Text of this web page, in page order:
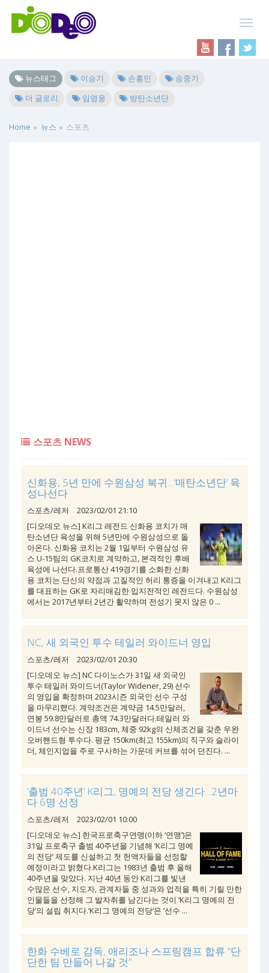
뉴스태그 이승기 손흥민
송중기
더 글로리
임영웅 방탄소년단
Home 뉴스 스포츠
스포츠 NEWS
신화용, 5년 만에 수원삼성 복귀…‘매탄소년단’ 육
성나선다
스포츠/레저
2023/02/01 21:10
[디오데오 뉴스] K리그 레전드 신화용 코치가 매
탄소년단 육성을 위해 5년만에 수원삼성으로 돌
아온다. 신화용 코치는 2월 1일부터 수원삼성 유
스 U-15팀의 GK코치로 계약하고, 본격적인 후배
육성에 나선다.프로통산 419경기를 소화한 신화
용 코치는 단신의 약점과 고질적인 허리 통증을 이겨내고 K리그
를 대표하는 GK로 자리매김한 입지전적인 레전드다. 수원삼성
에서는 2017년부터 2년간 활약하며 전성기 못지 않은 0 ...
NC, 새 외국인 투수 테일러 와이드너 영입
스포츠/레저
2023/02/01 20:30
[디오데오 뉴스] NC 다이노스가 31일 새 외국인
투수 테일러 와이드너(Taylor Widener, 29) 선수
의 영입을 확정하며 2023시즌 외국인 선수 구성
을 마무리했다. 계약조건은 계약금 14.5만달러,
연봉 59.8만달러로 총액 74.3만달러다.테일러 와
이드너 선수는 신장 183cm, 체중 92kg의 신체조건을 갖춘 우완
오버핸드형 투수다. 평균 150km(최고 155km)의 직구와 슬라이
더, 체인지업을 주로 구사하는 가운데 커브를 섞어 던진다. ...
‘출범 40주년’ K리그, 명예의 전당 생긴다…2년마
다 6명 선정
스포츠/레저
2023/02/01 10:00
[디오데오 뉴스] 한국프로축구연맹(이하 ‘연맹’)은
31일 프로축구 출범 40주년을 기념해 ‘K리그 명예
의 전당’ 제도를 신설하고 첫 헌액자들을 선정할
예정이라고 밝혔다.K리그는 1983년 출범 후 올해
40주년을 맞았다. 지난 40년 동안 K리그를 빛낸
수많은 선수, 지도자, 관계자들 중 성과와 업적을 특히 기릴 만한
인물들을 선정해 그 발자취를 남긴다는 것이 ‘K리그 명예의 전
당’의 설립 취지다.‘K리그 명예의 전당’은 ‘선수 ...
한화 수베로 감독, 애리조나 스프링캠프 합류 “단
단한 팀 만들어 나갈 것”